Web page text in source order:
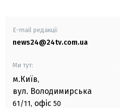
E-mail редакції
news24@24tv.com.ua
Ми тут:
м.Київ,
вул. Володимирська
61/11, офіс 50